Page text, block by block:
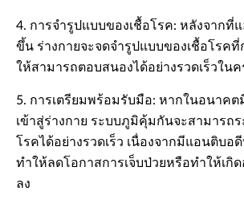
4. การจำรูปแบบของเชื้อโรค: หลังจากที่
ขึ้น ร่างกายจะจดจำรูปแบบของเชื้อโรคที่
ให้สามารถตอบสนองได้อย่างรวดเร็วในค
5. การเตรียมพร้อมรับมือ: หากในอนาคต
เข้าสู่ร่างกาย ระบบภูมิคุ้มกันจะสามารถ
โรคได้อย่างรวดเร็ว เนื่องจากมีแอนติบอดี
ทำให้ลดโอกาสการเจ็บป่วยหรือทำให้เกิ
ลง